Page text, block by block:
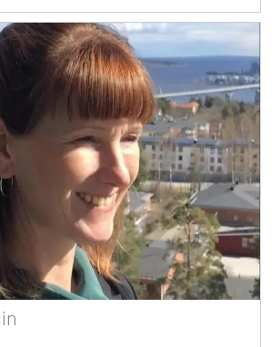
entreprenörskap,
och media
HR